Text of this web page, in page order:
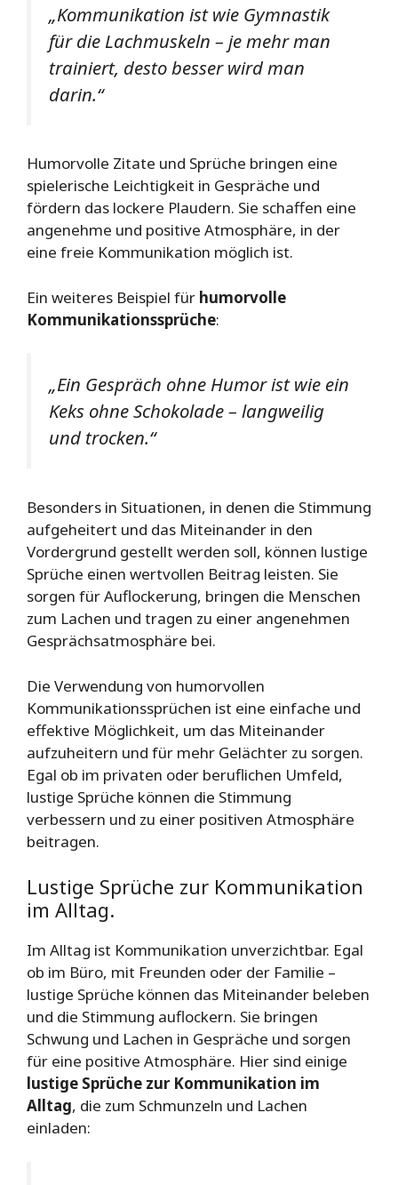
„Kommunikation ist wie Gymnastik
für die Lachmuskeln – je mehr man
trainiert, desto besser wird man
darin.“
Humorvolle Zitate und Sprüche bringen eine
spielerische Leichtigkeit in Gespräche und
fördern das lockere Plaudern. Sie schaffen eine
angenehme und positive Atmosphäre, in der
eine freie Kommunikation möglich ist.
Ein weiteres Beispiel für humorvolle
Kommunikationssprüche:
„Ein Gespräch ohne Humor ist wie ein
Keks ohne Schokolade – langweilig
und trocken.“
Besonders in Situationen, in denen die Stimmung
aufgeheitert und das Miteinander in den
Vordergrund gestellt werden soll, können lustige
Sprüche einen wertvollen Beitrag leisten. Sie
sorgen für Auflockerung, bringen die Menschen
zum Lachen und tragen zu einer angenehmen
Gesprächsatmosphäre bei.
Die Verwendung von humorvollen
Kommunikationssprüchen ist eine einfache und
effektive Möglichkeit, um das Miteinander
aufzuheitern und für mehr Gelächter zu sorgen.
Egal ob im privaten oder beruflichen Umfeld,
lustige Sprüche können die Stimmung
verbessern und zu einer positiven Atmosphäre
beitragen.
Lustige Sprüche zur Kommunikation
im Alltag.
Im Alltag ist Kommunikation unverzichtbar. Egal
ob im Büro, mit Freunden oder der Familie –
lustige Sprüche können das Miteinander beleben
und die Stimmung auflockern. Sie bringen
Schwung und Lachen in Gespräche und sorgen
für eine positive Atmosphäre. Hier sind einige
lustige Sprüche zur Kommunikation im
Alltag, die zum Schmunzeln und Lachen
einladen: